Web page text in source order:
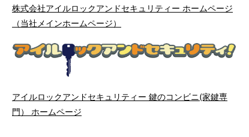
株式会社アイルロックアンドセキュリティー ホームページ
（当社メインホームページ）
アイルロックアンドセキュリティー 鍵のコンビニ(家鍵専
門） ホームページ